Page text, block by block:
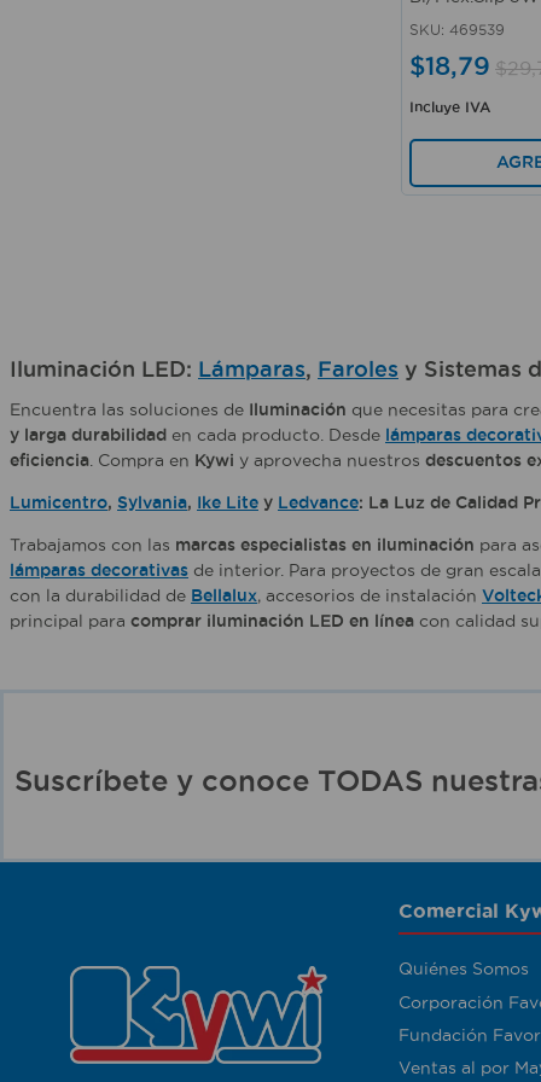
SKU: 469539
$18,79 $29,
Incluye IVA
Iluminación LED: Lámparas, Faroles y Sistemas
Encuentra las soluciones de Iluminación que necesitas para
y larga durabilidad en cada producto. Desde lámparas
eficiencia . Compra en Kywi y aprovecha nuestros descuentos
Lumicentro, Sylvania, Ike Lite y Ledvance: La Luz de Calidad
Trabajamos con las marcas especialistas en iluminación para
lámparas decorativas de interior. Para proyectos de gran
con la durabilidad de Bellalux, accesorios de instalación
principal para comprar iluminación LED en línea con calidad
Suscríbete y conoce TODAS
Comercial
Quiénes Somos
Corporación
Fundación
Ventas al por